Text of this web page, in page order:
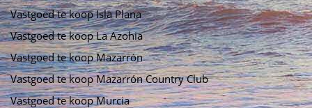
Vastgoed te koop Isla Plana
Vastgoed te koop La Azohia
Vastgoed te koop Mazarrón
Vastgoed te koop Mazarrón Country Club
Vastgoed te koop Murcia